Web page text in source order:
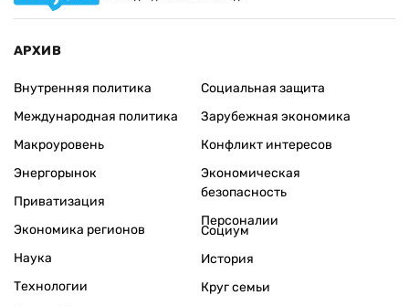
АРХИВ
Внутренняя политика
Международная политика
Макроуровень
Энергорынок
Приватизация
Экономика регионов
Социальная защита
Зарубежная экономика
Конфликт интересов
Экономическая
безопасность
Персоналии
Наука
Технологии
Социум
История
Круг семьи